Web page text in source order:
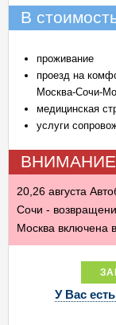
В
проживание
проезд на
Москва-Сочи-
медицинская
услуги
20,26 августа
Сочи -
Москва включена
У Вас